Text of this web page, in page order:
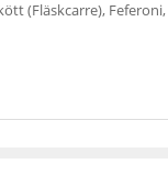
(Fläskcarre),